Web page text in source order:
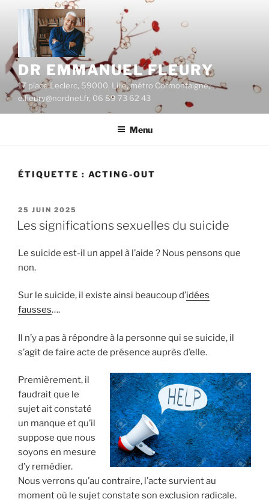
Aller
contenu
principal
DR EMMANUEL FLEURY
17 place Leclerc, 59000, Lille, métro Cormontaigne,
e.fleury@nordnet.fr, 06 89 73 62 43
Menu
ÉTIQUETTE : ACTING-OUT
PUBLIÉ
LE
25 JUIN 2025
Les significations sexuelles du suicide
Le suicide est-il un appel à l’aide ? Nous pensons que
non.
Sur le suicide, il existe ainsi beaucoup d’idées
fausses….
Il n’y a pas à répondre à la personne qui se suicide, il
s’agit de faire acte de présence auprès d’elle.
Premièrement, il
faudrait que le
sujet ait constaté
un manque et qu’il
suppose que nous
soyons en mesure
d’y remédier.
Nous verrons qu’au contraire, l’acte survient au
moment où le sujet constate son exclusion radicale.